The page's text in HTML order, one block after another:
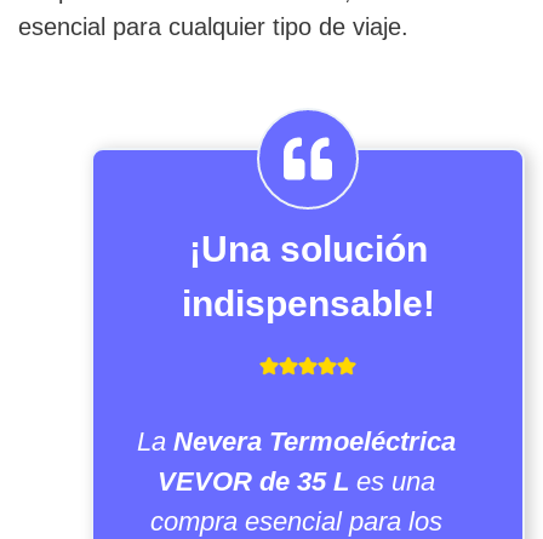
esencial para cualquier tipo de viaje.
¡Una solución
indispensable!
La Nevera Termoeléctrica
VEVOR de 35 L es una
compra esencial para los